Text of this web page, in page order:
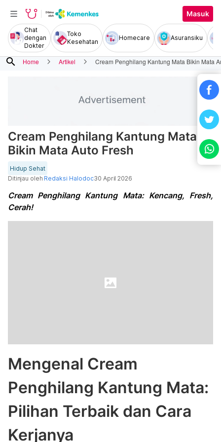
Masuk
Chat
dengan
Dokter
Toko
Kesehatan
Homecare Asuransiku
search Home Artikel Cream Penghilang Kantung Mata Bikin Mata
Cream Penghilang Kantung Mata
Bikin Mata Auto Fresh
Hidup Sehat
Ditinjau oleh Redaksi Halodoc30 April 2026
Cream Penghilang Kantung Mata: Kencang, Fresh,
Cerah!
Mengenal Cream
Penghilang Kantung Mata:
Pilihan Terbaik dan Cara
Kerjanya